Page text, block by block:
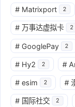
# Matrixport 2
# 万事达虚拟卡 2
# GooglePay 2
# Hy2 2 #
# esim 2 #
# 国际社交 2